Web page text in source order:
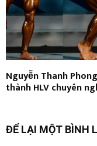
Nguyễn Thanh
thành HLV chuyên
ĐỂ LẠI MỘT BÌNH